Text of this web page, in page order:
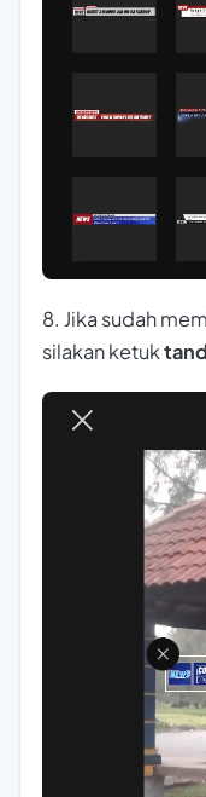
8. Jika sudah
silakan ketuk